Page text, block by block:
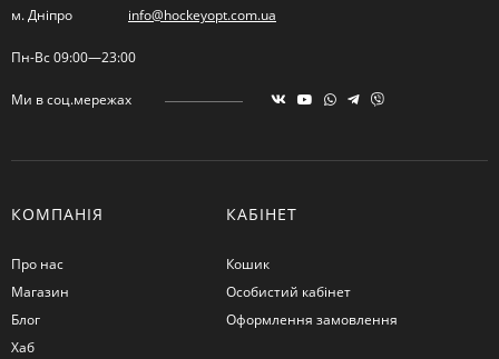
м. Дніпро info@hockeyopt.com.ua
Пн-Вс 09:00—23:00
Ми в соц.мережах
КОМПАНІЯ
Про нас
Магазин
Блог
Хаб
КАБІНЕТ
Кошик
Особистий кабінет
Оформлення замовлення